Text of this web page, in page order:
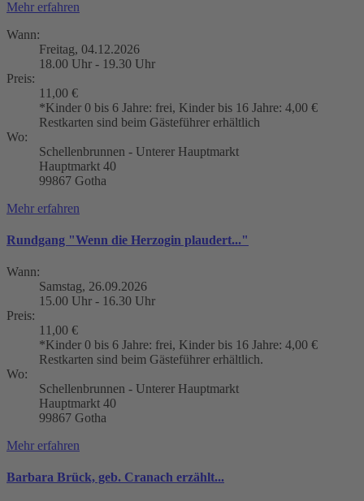
Mehr erfahren
Wann:
Freitag, 04.12.2026
18.00 Uhr - 19.30 Uhr
Preis:
11,00 €
*Kinder 0 bis 6 Jahre: frei, Kinder bis 16 Jahre: 4,00 €
Restkarten sind beim Gästeführer erhältlich
Wo:
Schellenbrunnen - Unterer Hauptmarkt
Hauptmarkt 40
99867 Gotha
Mehr erfahren
Rundgang "Wenn die Herzogin plaudert..."
Wann:
Samstag, 26.09.2026
15.00 Uhr - 16.30 Uhr
Preis:
11,00 €
*Kinder 0 bis 6 Jahre: frei, Kinder bis 16 Jahre: 4,00 €
Restkarten sind beim Gästeführer erhältlich.
Wo:
Schellenbrunnen - Unterer Hauptmarkt
Hauptmarkt 40
99867 Gotha
Mehr erfahren
Barbara Brück, geb. Cranach erzählt...